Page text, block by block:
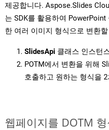
제공합니다. Aspose.Slides
는 SDK를 활용하여 PowerPoint
한 여러 이미지 형식으로 변환
SlidesApi 클래스 인스턴
POTM에서 변환을 위해
호출하고 원하는 형식을
웹페이지를 DOTM